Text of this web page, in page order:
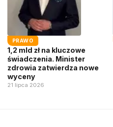
PRAWO
1,2 mld zł na kluczowe
świadczenia. Minister
zdrowia zatwierdza nowe
wyceny
21 lipca 2026